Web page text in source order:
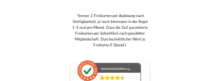
*Immer 2 Freikarten per Auslosung nach
Verfügbarkeit, je nach Interessen in der Regel
1-3 mal pro Monat. Dazu bis 3x2 garantierte
Freikarten per Sofortklick nach gewählter
Mitgliedschaft. Durchschnittlicher Wert je
Freikarte € (Stand ).
AUSGEZEICHNET.org